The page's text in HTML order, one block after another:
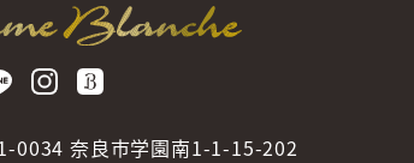
0034 奈良市学園南1-1-15-202